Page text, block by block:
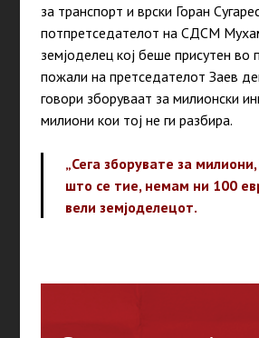
за транспорт и врски Горан
потпретседателот на СДСМ
земјоделец кој беше присутен во
пожали на претседателот Заев
говори зборуваат за милионски
милиони кои тој не ги разбира.
„Сега зборувате за милиони,
што се тие, немам ни 100
вели земјоделецот.